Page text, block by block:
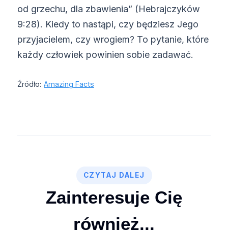
od grzechu, dla zbawienia” (Hebrajczyków
9:28). Kiedy to nastąpi, czy będziesz Jego
przyjacielem, czy wrogiem? To pytanie, które
każdy człowiek powinien sobie zadawać.
Źródło: Amazing Facts
CZYTAJ DALEJ
Zainteresuje Cię
również...